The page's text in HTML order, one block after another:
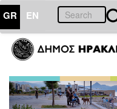
GR EN
ΕΠΙΚΑΙΡΟΤΗΤΑ
Τύπου
Αρχείο